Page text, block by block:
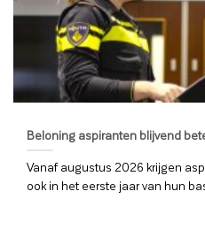
Beloning aspiranten blijvend
Vanaf augustus 2026 krijgen
ook in het eerste jaar van hun